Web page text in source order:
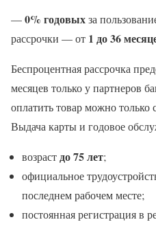
—0% годовыхза
рассрочки — от 1 до 36
Беспроцентная рассрочка
месяцев только у партнеров
оплатить товар можно только
Выдача карты и годовое
возрастдо 75 лет;
официальное
последнем рабочем месте;
постоянная регистрация в